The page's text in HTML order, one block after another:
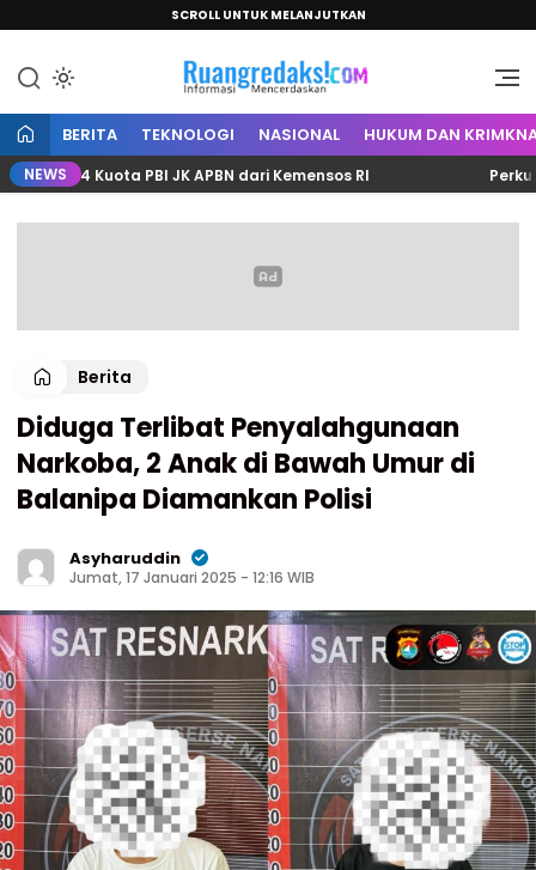
SCROLL UNTUK MELANJUTKAN
Ruang Redaksi
Informasi Mencerdaskan
BERITA TEKNOLOGI NASIONAL HUKUM DAN
NEWS
Kuota PBI JK APBN dari Kemensos RI Perkuat
Berita
Diduga Terlibat Penyalahgunaan
Narkoba, 2 Anak di Bawah Umur di
Balanipa Diamankan Polisi
Asyharuddin
Jumat, 17 Januari 2025 - 12:16 WIB